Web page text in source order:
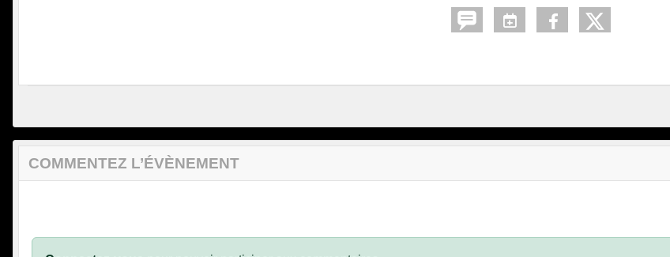
COMMENTEZ L’ÉVÈNEMENT